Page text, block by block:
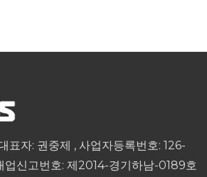
표자: 권중제 , 사업자등록번호: 126-
신고번호: 제2014-경기하남-0189호